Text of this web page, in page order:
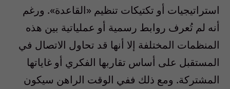
استراتيجيات أو تكتيكات تنظيم «القاعدة». ورغم
أنه لم تُعرف روابط رسمية أو عملياتية بين هذه
المنظمات المختلفة إلا أنها قد تحاول الاتصال في
المستقبل على أساس تقاربها الفكري أو غاياتها
المشتركة. ومع ذلك ففي الوقت الراهن سيكون